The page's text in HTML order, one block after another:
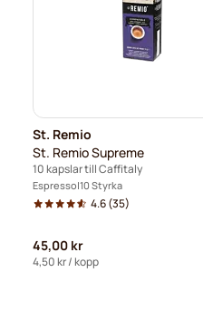
St. Remio
St. Remio Supreme
10 kapslar till Caffitaly
Espresso 10 Styrka
4.6(35)
45,00 kr
4,50 kr/ kopp